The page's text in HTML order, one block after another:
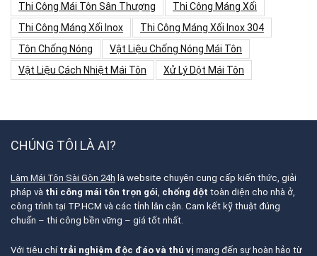
Thi Công Mái Tôn Sân Thượng
Thi Công Máng Xối
Thi Công Máng Xối Inox
Thi Công Máng Xối Inox 304
Tôn Chống Nóng
Vật Liệu Chống Nóng Mái Tôn
Vật Liệu Cách Nhiệt Mái Tôn
Xử Lý Dột Mái Tôn
CHÚNG TÔI LÀ AI?
Làm Mái Tôn Sài Gòn 24h là website chuyên cung cấp kiến thức, giải
pháp và thi công mái tôn trọn gói, chống dột toàn diện cho nhà ở,
công trình tại TP.HCM và các tỉnh lân cận. Cam kết kỹ thuật đúng
chuẩn – thi công bền vững – giá tốt nhất.
Với tiêu chí trải nghiệm độc đáo và thú vị mang đến sự hoàn hảo từ